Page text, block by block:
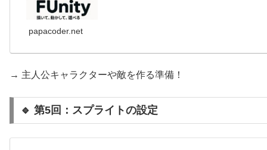
papacoder.net
→ 主人公キャラクターや敵を作る準備！
🔹 第5回：スプライトの設定